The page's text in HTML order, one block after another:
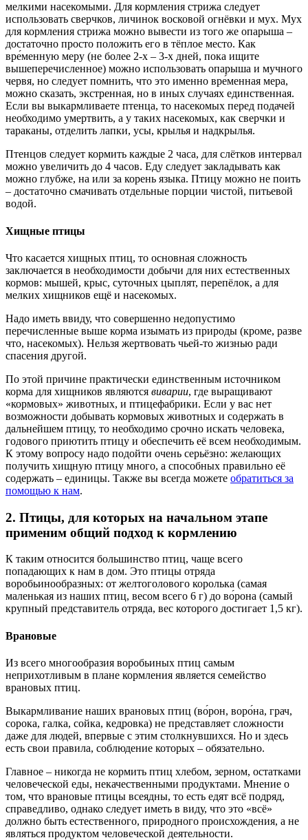
мелкими насекомыми. Для кормления стрижа следует
использовать сверчков, личинок восковой огнёвки и мух. Мух
для кормления стрижа можно вывести из того же опарыша –
достаточно просто положить его в тёплое место. Как
вре́менную меру (не более 2-х – 3-х дней, пока ищите
вышеперечисленное) можно использовать опарыша и мучного
червя, но следует помнить, что это именно вре́менная мера,
можно сказать, экстренная, но в иных случаях единственная.
Если вы выкармливаете птенца, то насекомых перед подачей
необходимо умертвить, а у таких насекомых, как сверчки и
тараканы, отделить лапки, усы, крылья и надкрылья.
Птенцов следует кормить каждые 2 часа, для слётков интервал
можно увеличить до 4 часов. Еду следует закладывать как
можно глубже, на или за корень языка. Птицу можно не поить
– достаточно смачивать отдельные порции чистой, питьевой
водой.
Хищные птицы
Что касается хищных птиц, то основная сложность
заключается в необходимости добычи для них естественных
кормов: мышей, крыс, суточных цыплят, перепёлок, а для
мелких хищников ещё и насекомых.
Надо иметь ввиду, что совершенно недопустимо
перечисленные выше корма изымать из природы (кроме, разве
что, насекомых). Нельзя жертвовать чьей-то жизнью ради
спасения другой.
По этой причине практически единственным источником
корма для хищников являются виварии, где выращивают
«кормовых» животных, и птицефабрики. Если у вас нет
возможности добывать кормовых животных и содержать в
дальнейшем птицу, то необходимо срочно искать человека,
годового приютить птицу и обеспечить её всем необходимым.
К этому вопросу надо подойти очень серьёзно: желающих
получить хищную птицу много, а способных правильно её
содержать – единицы. Также вы всегда можете обратиться за
помощью к нам.
2. Птицы, для которых на начальном этапе
применим общий подход к кормлению
К таким относится большинство птиц, чаще всего
попадающих к нам в дом. Это птицы отряда
воробьинообразных: от желтоголового королька (самая
маленькая из наших птиц, весом всего 6 г) до во́рона (самый
крупный представитель отряда, вес которого достигает 1,5 кг).
Врановые
Из всего многообразия воробьиных птиц самым
неприхотливым в плане кормления является семейство
врановых птиц.
Выкармливание наших врановых птиц (во́рон, воро́на, грач,
сорока, галка, сойка, кедровка) не представляет сложности
даже для людей, впервые с этим столкнувшихся. Но и здесь
есть свои правила, соблюдение которых – обязательно.
Главное – никогда не кормить птиц хлебом, зерном, остатками
человеческой еды, некачественными продуктами. Мнение о
том, что врановые птицы всеядны, то есть едят всё подряд,
справедливо, однако следует иметь в виду, что это «всё»
должно быть естественного, природного происхождения, а не
являться продуктом человеческой деятельности.